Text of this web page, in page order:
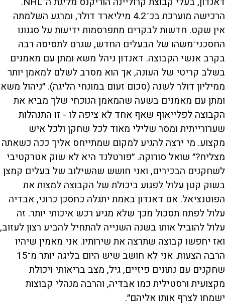
הרכישה מוערכת בכ־4.2 מיליארד דולר, ומרגע השלמתה
אין שקט. חדשות לבקרים מתפרסמות ידיעות על סגנונו
החסכני־משהו של הבעלים החדש, שגרם לתסיסה רבה
בקרב אנשי הקבוצה. דאנדון ניהל משא ומתן עם מאמנים
בשלב קריטי של העונה, אך הוא מסרב לשלם למאמן יותר
ממיליון דולר לשנה (סכום זעום במונחי הליגה). ״ניהול משא
ומתן עם מאמנים בשעה שהמאמן הנוכחי שלך מביא את
הקבוצה לפלייאוף שאף אחד לא ציפה לו - זו התנהלות
שערורייתית ומסר שלילי מאוד לכל שחקן ולכל איש
מקצוע. מי ירצה להגיע למקום שמתייחס אליך ככה כשאתה
מצליח?״ שואל סורוקה. ״פורטלנד היא לא שוק אטרקטיבי
לשחקנים הבכירים, ואני חושש שהשילוב של בעלים קמצן
בשוק קטן עלול לפגוע ביכולת של הקבוצה למצות את
הפוטנציאל. אם דאנדון באמת יתגלה כחסכן כרוני, אבדיה
עלול לפתח תסכול מכך שלא מגיע רכש איכותי יותר. זה
עלול להוביל אותו בשנה השנייה להתחיל להביע רצון לעזוב,
ואז יחפשו קבוצה שתרצה את שירותיו. אני מאמין שיהיו
הרבה הצעות. אני לא חושב שיש היום בליגה יותר מ־15
שחקנים עם נתונים פיזיים, גיל, מצב בריאותי ויכולת
מקצועית ורסטילית כמו אבדיה, והרבה מנהלי קבוצות
ישמחו לצרף אותו אליהם״.